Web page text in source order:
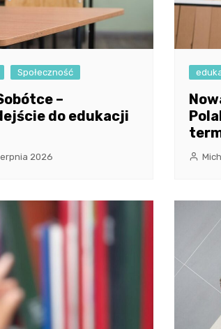
Społeczność
–
do edukacji
2026